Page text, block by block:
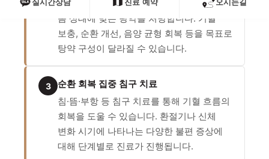
실시간상담 진료 예약 오시는길
진단 결과를 바탕으로 개인의 체질과 현재
몸 상태에 맞는 탕약을 처방합니다. 기혈
보충, 순환 개선, 음양 균형 회복 등을 목표로
탕약 구성이 달라질 수 있습니다.
3
순환 회복 집중 침구 치료
침·뜸·부항 등 침구 치료를 통해 기혈 흐름의
회복을 도울 수 있습니다. 환절기나 신체
변화 시기에 나타나는 다양한 불편 증상에
대해 단계별로 진료가 진행됩니다.